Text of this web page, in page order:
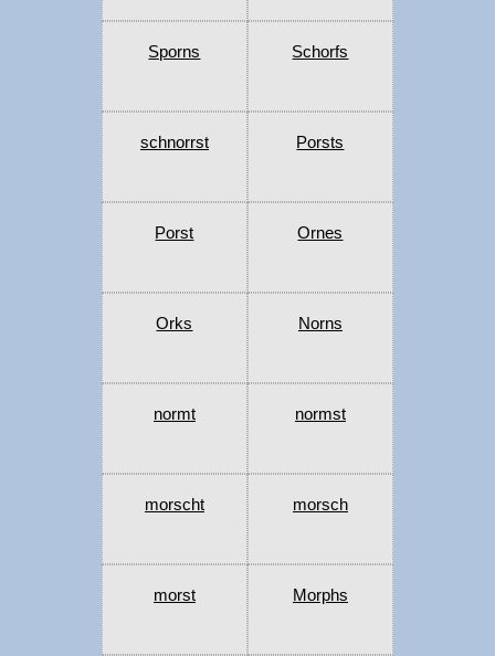
Sporns Schorfs
schnorrst Porsts
Porst Ornes
Orks Norns
normt normst
morscht morsch
morst Morphs